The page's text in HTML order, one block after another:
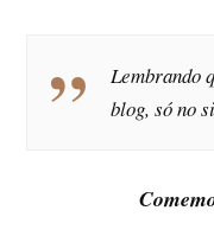
Lembrando
blog, só no